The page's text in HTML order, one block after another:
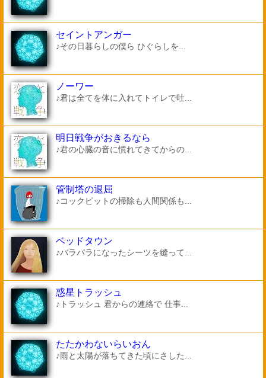
セイントアンガー
♪その日暮らしの僕ら ひぐらしを...
ノーワー
♪君は全てを体に入れてトイレで吐...
明日戦争がおきるなら
♪君の心臓の音に慣れてきてからの...
管制塔の退屈
♪コックピットの掃除も人間関係も...
ベッドタウン
♪バラバラになったシーツを縫って...
惑星トラッシュ
♪トラッシュ 君からの連絡で 仕事...
たたかわないらいおん
♪雨と太陽が落ちてきた頃にさした...